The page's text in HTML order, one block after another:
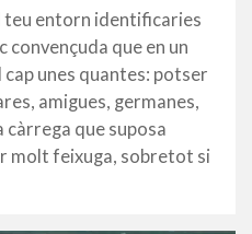
teu entorn identificaries
convençuda que en un
unes quantes: potser
amigues, germanes,
càrrega que suposa
molt feixuga, sobretot si